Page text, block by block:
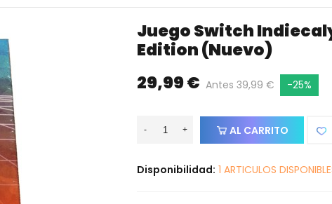
Juego Switch
Edition (nuevo)
29,99 € Antes 39,99 € -25%
- + AL CARRITO
Disponibilidad: 1 ARTICULOS